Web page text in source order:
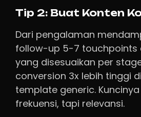
Tip 2: Buat Konten
Dari pengalaman
follow-up 5-7 touchpoints
yang disesuaikan per
conversion 3x lebih tinggi
template generic.
frekuensi, tapi relevansi.